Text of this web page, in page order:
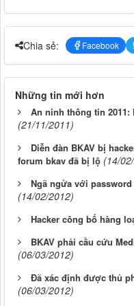
Chia sẻ: Facebook
Những tin mới hơn
An ninh thông tin
(21/11/2011)
Diễn đàn BKAV bị
forum bkav đã bị lộ (14/
Ngã ngửa với
(14/02/2012)
Hacker công bố hàng
BKAV phải cầu cứu
(06/03/2012)
Đã xác định được thủ
(06/03/2012)